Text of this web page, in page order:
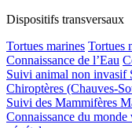
Dispositifs transversaux
Tortues marines Tortues
Connaissance de l’Eau
Suivi animal non invasif
Chiroptères (Chauves-
Suivi des Mammifères
Connaissance du monde